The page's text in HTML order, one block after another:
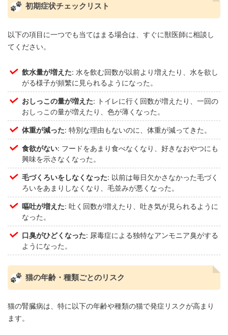
初期症状チェックリスト
以下の項目に一つでも当てはまる場合は、すぐに獣医師に相談し
てください。
飲水量が増えた: 水を飲む回数が以前より増えたり、水を欲し
がる様子が頻繁に見られるようになった。
おしっこの量が増えた: トイレに行く回数が増えたり、一回の
おしっこの量が増えたり、色が薄くなった。
体重が減った: 特別な理由もないのに、体重が減ってきた。
食欲がない: フードをあまり食べなくなり、好きなおやつにも
興味を示さなくなった。
毛づくろいをしなくなった: 以前は毎日欠かさなかった毛づく
ろいをあまりしなくなり、毛並みが悪くなった。
嘔吐が増えた: 吐く回数が増えたり、吐き気が見られるように
なった。
口臭がひどくなった: 尿毒症による独特なアンモニア臭がする
ようになった。
猫の年齢・種類ごとのリスク
猫の腎臓病は、特に以下の年齢や種類の猫で発症リスクが高まり
ます。